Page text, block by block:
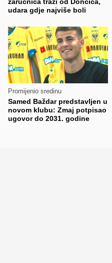
udara gdje najviše boli
Promijenio sredinu
Samed Baždar predstavljen u
novom klubu: Zmaj potpisao
ugovor do 2031. godine